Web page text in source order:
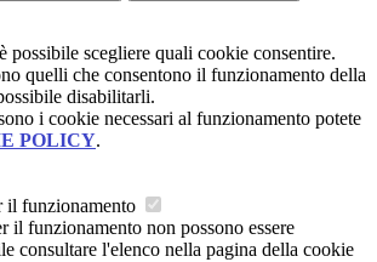
possibile scegliere quali cookie consentire.
quelli che consentono il funzionamento della
disabilitarli.
i cookie necessari al funzionamento potete
POLICY.
il funzionamento
il funzionamento non possono essere
consultare l'elenco nella pagina della cookie